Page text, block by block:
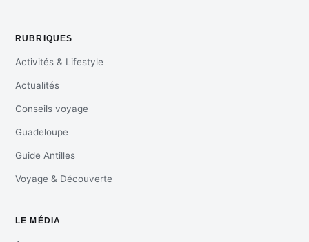
RUBRIQUES
Activités & Lifestyle
Actualités
Conseils voyage
Guadeloupe
Guide Antilles
Voyage & Découverte
LE MÉDIA